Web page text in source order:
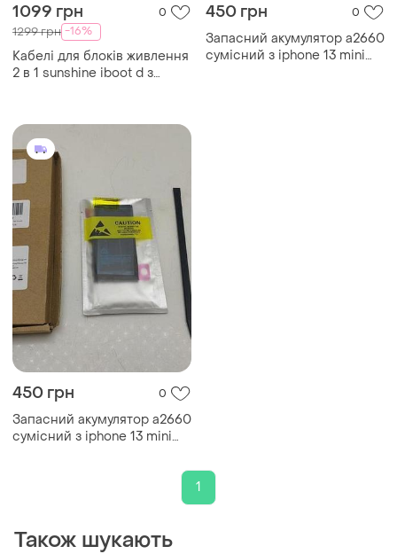
1099 грн 0
1299 грн -16%
Кабелі для блоків живлення
2 в 1 sunshine iboot d з
android
450 грн 0
Запасний акумулятор a2660
сумісний з iphone 13 mini
450 грн 0
Запасний акумулятор a2660
сумісний з iphone 13 mini
1
Також шукають